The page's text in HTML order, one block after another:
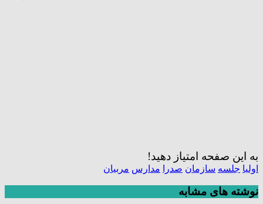
به این صفحه امتیاز دهید!
اولیا جلسه سازمان صدرا مدارس مربیان
نوشته های مشابه